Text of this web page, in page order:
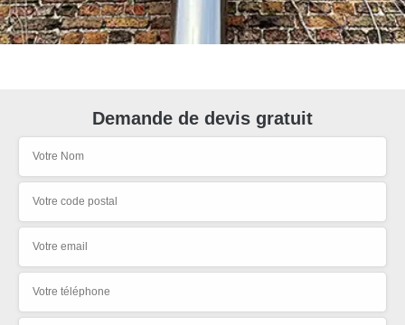
Demande de devis gratuit